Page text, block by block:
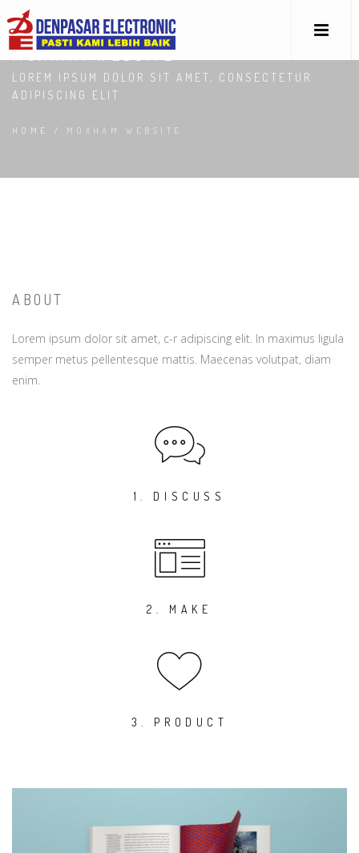
MOXHAM WEBSITE
LOREM IPSUM DOLOR SIT AMET, CONSECTETUR
ADIPISCING ELIT
HOME / MOXHAM WEBSITE
ABOUT
Lorem ipsum dolor sit amet, c-r adipiscing elit. In maximus ligula
semper metus pellentesque mattis. Maecenas volutpat, diam
enim.
1. DISCUSS
2. MAKE
3. PRODUCT